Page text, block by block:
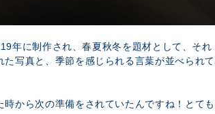
年に制作され、春夏秋冬を題材として、それ
た写真と、季節を感じられる言葉が並べられて
時から次の準備をされていたんですね！とても